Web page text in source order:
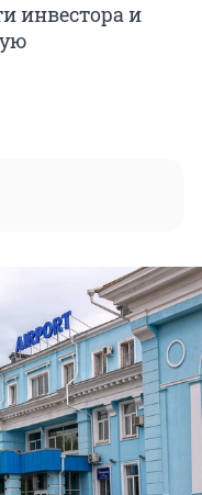
инвестора и